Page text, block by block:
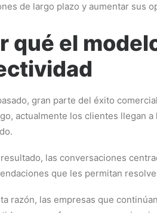
de largo plazo y aumentar sus
qué el
gran parte del éxito
actualmente los clientes llegan
las conversaciones
que les permitan
razón, las empresas que